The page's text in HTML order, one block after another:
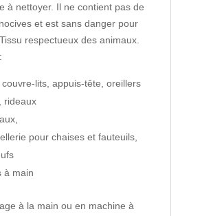
à nettoyer. Il ne contient pas de
et est sans danger pour
respectueux des animaux.
lits, appuis-tête, oreillers
rideaux
pour chaises et fauteuils,
à main
à la main ou en machine à